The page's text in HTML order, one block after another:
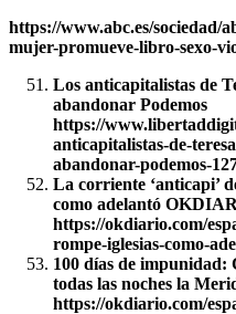
https://www.abc.es/sociedad/
mujer-promueve-libro-sexo-
Los anticapitalistas de
abandonar Podemos
https://
anticapitalistas-de-
abandonar-podemos-
La corriente ‘anticapi’
como adelantó
https://okdiario.com/
rompe-iglesias-como-
100 días de
todas las noches la
https://okdiario.com/